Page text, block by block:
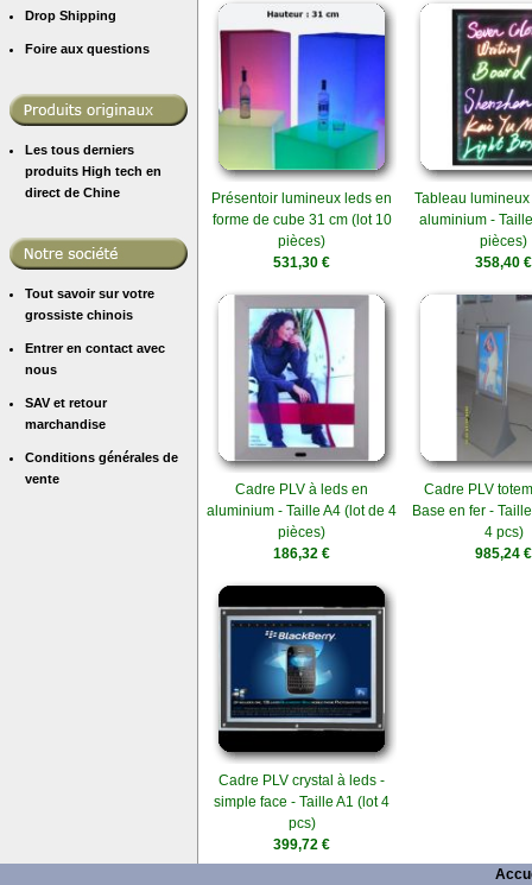
Drop Shipping
Foire aux questions
Les tous derniers
produits High tech en
direct de Chine
Tout savoir sur votre
grossiste chinois
Entrer en contact avec
nous
SAV et retour
marchandise
Conditions générales de
vente
Présentoir lumineux leds en
forme de cube 31 cm (lot 10
pièces)
531,30 €
Tableau
aluminium -
pièces)
358,40 €
Cadre PLV à leds en
aluminium - Taille A4 (lot de 4
pièces)
186,32 €
Cadre PLV
Base en fer -
4 pcs)
985,24 €
Cadre PLV crystal à leds -
simple face - Taille A1 (lot 4
pcs)
399,72 €